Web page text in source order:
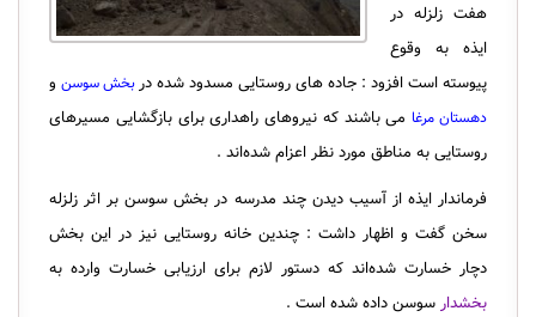
هفت زلزله در
ایذه به وقوع
پیوسته است افزود : جاده های روستایی مسدود شده در بخش سوسن و
دهستان مرغا می باشند که نیروهای راهداری برای بازگشایی مسیرهای
روستایی به مناطق مورد نظر اعزام شده‌اند .
فرماندار ایذه از آسیب دیدن چند مدرسه در بخش سوسن بر اثر زلزله
سخن گفت و اظهار داشت : چندین خانه روستایی نیز در این بخش
دچار خسارت شده‌اند که دستور لازم برای ارزیابی خسارت وارده به
بخشدار سوسن داده شده است .